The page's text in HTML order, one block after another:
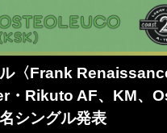
〈Frank
・Rikuto AF、KM、
シングル発表